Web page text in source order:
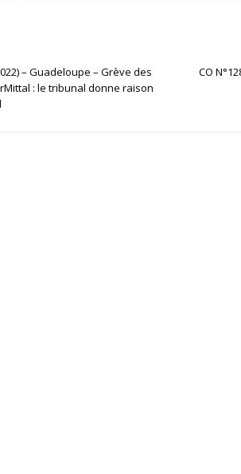
– Guadeloupe – Grève des
: le tribunal donne raison
CO